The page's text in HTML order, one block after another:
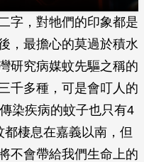
字，對牠們的印象都是
，最擔心的莫過於積水
研究病媒蚊先驅之稱的
千多種，可是會叮人的
染疾病的蚊子也只有4
棲息在嘉義以南，但
不會帶給我們生命上的